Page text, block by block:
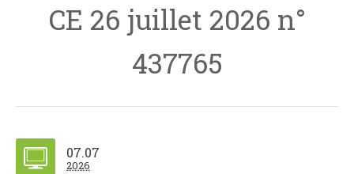
CE 26 juillet 2026 n°
437765
07.07
2026